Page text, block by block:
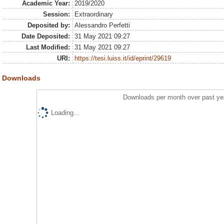
Academic Year:
2019/2020
Session:
Extraordinary
Deposited by:
Alessandro Perfetti
Date Deposited:
31 May 2021 09:27
Last Modified:
31 May 2021 09:27
URI:
https://tesi.luiss.it/id/eprint/29619
Downloads
Downloads per month over past
Loading...